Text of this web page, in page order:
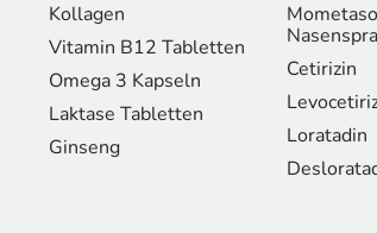
Kollagen
Vitamin B12 Tabletten
Omega 3 Kapseln
Laktase Tabletten
Ginseng
Cetirizin
Loratadin